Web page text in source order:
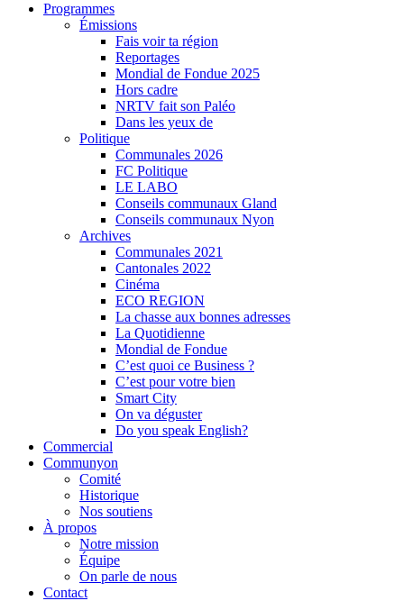
Programmes
Émissions
Fais voir ta région
Reportages
Mondial de Fondue 2025
Hors cadre
NRTV fait son Paléo
Dans les yeux de
Politique
Communales 2026
FC Politique
LE LABO
Conseils communaux Gland
Conseils communaux Nyon
Archives
Communales 2021
Cantonales 2022
Cinéma
ECO REGION
La chasse aux bonnes adresses
La Quotidienne
Mondial de Fondue
C’est quoi ce Business ?
C’est pour votre bien
Smart City
On va déguster
Do you speak English?
Commercial
Communyon
Comité
Historique
Nos soutiens
À propos
Notre mission
Équipe
On parle de nous
Contact